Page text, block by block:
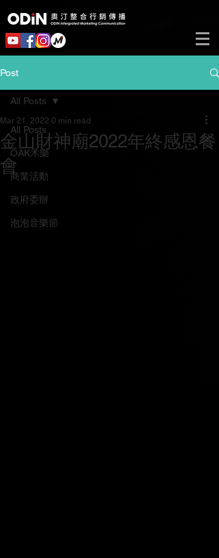
Post
All Posts
OAK木樂
商業活動
政府委辦
泡泡音樂節
All Posts
金山財神廟2022年終感恩餐
會
Mar 21, 2022 0 min read